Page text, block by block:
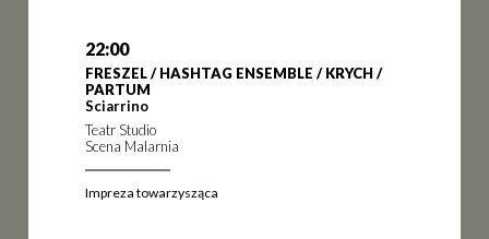
22:00
FRESZEL / HASHTAG ENSEMBLE / KRYCH /
PARTUM
Sciarrino
Teatr Studio
Scena Malarnia
Impreza towarzysząca